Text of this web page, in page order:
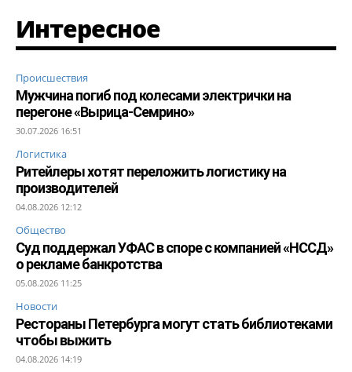
Интересное
Происшествия
Мужчина погиб под колесами электрички на
перегоне «Вырица-Семрино»
30.07.2026 16:51
Логистика
Ритейлеры хотят переложить логистику на
производителей
04.08.2026 12:12
Общество
Суд поддержал УФАС в споре с компанией «НССД»
о рекламе банкротства
05.08.2026 11:25
Новости
Рестораны Петербурга могут стать библиотеками
чтобы выжить
04.08.2026 14:19